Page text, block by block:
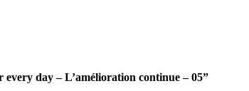
day – L’amélioration continue – 05”